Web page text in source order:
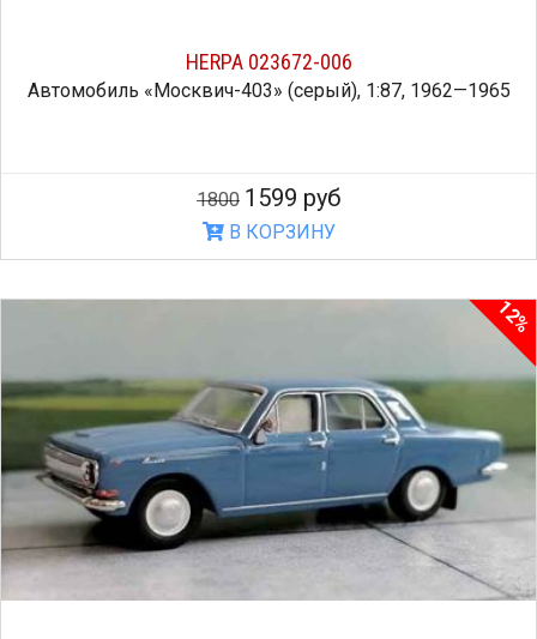
HERPA 023672-006
Автомобиль «Москвич-403» (серый), 1:87, 1962—1965
1800 1599 руб
В КОРЗИНУ
12%